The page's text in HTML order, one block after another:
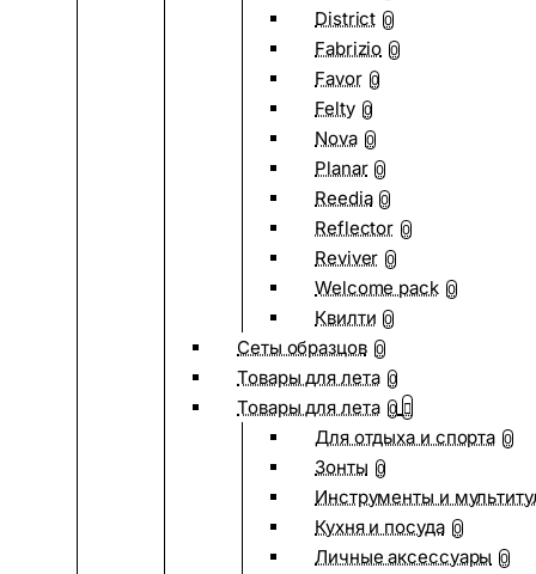
District 0
Fabrizio 0
Favor 0
Felty 0
Nova 0
Planar 0
Reedia 0
Reflector 0
Reviver 0
Welcome pack 0
Квилти 0
Сеты образцов 0
Товары для лета 0
Товары для лета 0
Для отдыха и спорта 0
Зонты 0
Инструменты и
Кухня и посуда 0
Личные аксессуары 0